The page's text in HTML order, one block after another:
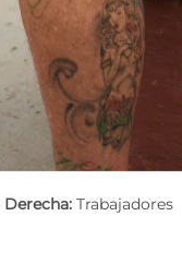
Derecha: Trabajadores